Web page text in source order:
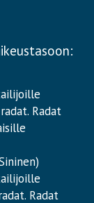
Radat
Radat